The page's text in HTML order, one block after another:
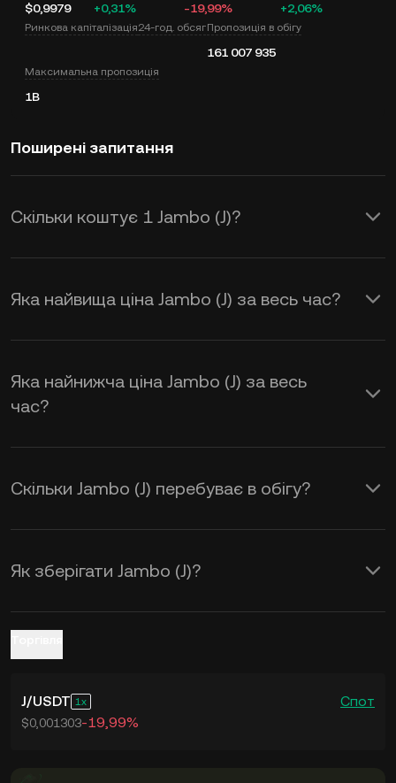
$0,9979 +0,31% -19,99% +2,06%
Ринкова капіталізація24-год. обсягПропозиція в обігу
161 007 935
Максимальна пропозиція
1B
Поширені запитання
Скільки коштує 1 Jambo (J)?
KuCoin надає оновлення цін в USD у
режимі реального часу для Jambo (J).
Використовуйте калькулятор KuCoin,
щоб отримати курс обміну
Яка найвища ціна Jambo (J) за весь час?
Яка найнижча ціна Jambo (J) за весь
час?
Скільки Jambo (J) перебуває в обігу?
Як зберігати Jambo (J)?
J/USDT 1 Спот
$0,001303-19,99%